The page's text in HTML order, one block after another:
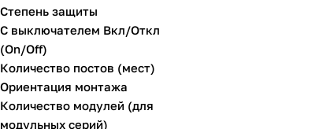
Степень защиты
С выключателем Вкл/Откл
(On/Off)
Количество постов (мест)
Ориентация монтажа
Количество модулей (для
модульных серий)